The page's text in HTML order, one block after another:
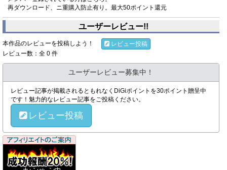
再ダウンロード、ニ重購入防止有り。最大50ポイント還元
ユーザーレビュー!!
本作品のレビューを投稿しよう！
レビュー投稿
レビュー数：全 0 件
ユーザーレビュー募集中！
レビュー記事が掲載されるともれなくDiGiポイントを30ポイント贈呈中
です！魅力的なレビュー記事をご投稿ください。
レビュー投稿